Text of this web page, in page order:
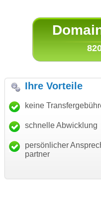
schnellen
Service!"
Thomas Schäfer
GmbH
"Ich bin
haben.
mein
Ihre Vorteile
keine
schnelle Abwicklung
persönlicher
partner